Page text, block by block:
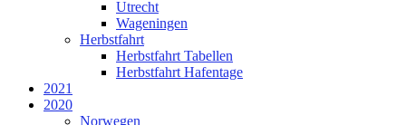
Utrecht
Wageningen
Herbstfahrt
Herbstfahrt Tabellen
Herbstfahrt Hafentage
2021
2020
Norwegen